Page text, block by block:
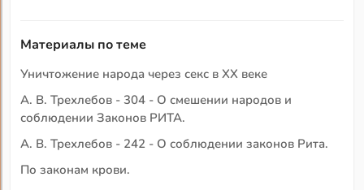
Материалы по теме
Уничтожение народа через секс в XX веке
А. В. Трехлебов - 304 - О смешении народов и
соблюдении Законов РИТА.
А. В. Трехлебов - 242 - О соблюдении законов Рита.
По законам крови.